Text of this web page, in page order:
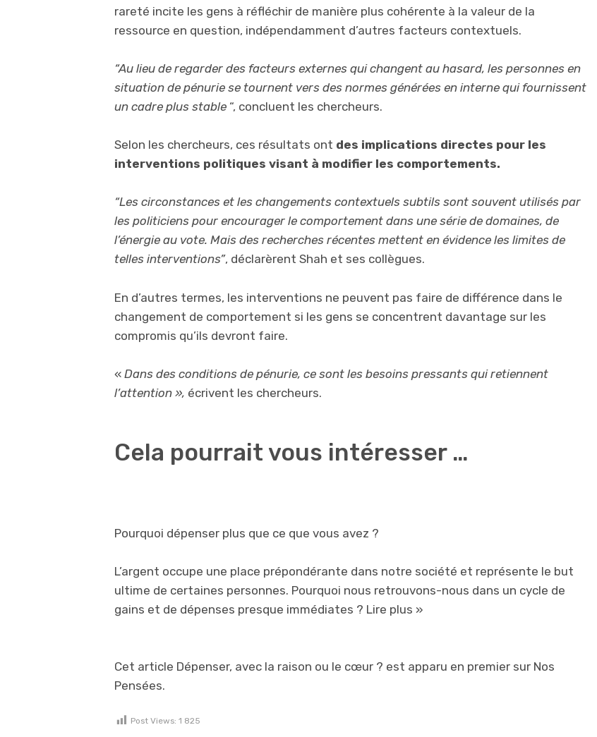
rareté incite les gens à réfléchir de manière plus cohérente à la valeur de la
ressource en question, indépendamment d’autres facteurs contextuels.
“Au lieu de regarder des facteurs externes qui changent au hasard, les personnes en
situation de pénurie se tournent vers des normes générées en interne qui fournissent
un cadre plus stable “, concluent les chercheurs.
Selon les chercheurs, ces résultats ont des implications directes pour les
interventions politiques visant à modifier les comportements.
“Les circonstances et les changements contextuels subtils sont souvent utilisés par
les politiciens pour encourager le comportement dans une série de domaines, de
l’énergie au vote. Mais des recherches récentes mettent en évidence les limites de
telles interventions”, déclarèrent Shah et ses collègues.
En d’autres termes, les interventions ne peuvent pas faire de différence dans le
changement de comportement si les gens se concentrent davantage sur les
compromis qu’ils devront faire.
« Dans des conditions de pénurie, ce sont les besoins pressants qui retiennent
l’attention », écrivent les chercheurs.
Cela pourrait vous intéresser …
Pourquoi dépenser plus que ce que vous avez ?
L’argent occupe une place prépondérante dans notre société et représente le but
ultime de certaines personnes. Pourquoi nous retrouvons-nous dans un cycle de
gains et de dépenses presque immédiates ? Lire plus »
Cet article Dépenser, avec la raison ou le cœur ? est apparu en premier sur Nos
Pensées.
Post Views: 1 825